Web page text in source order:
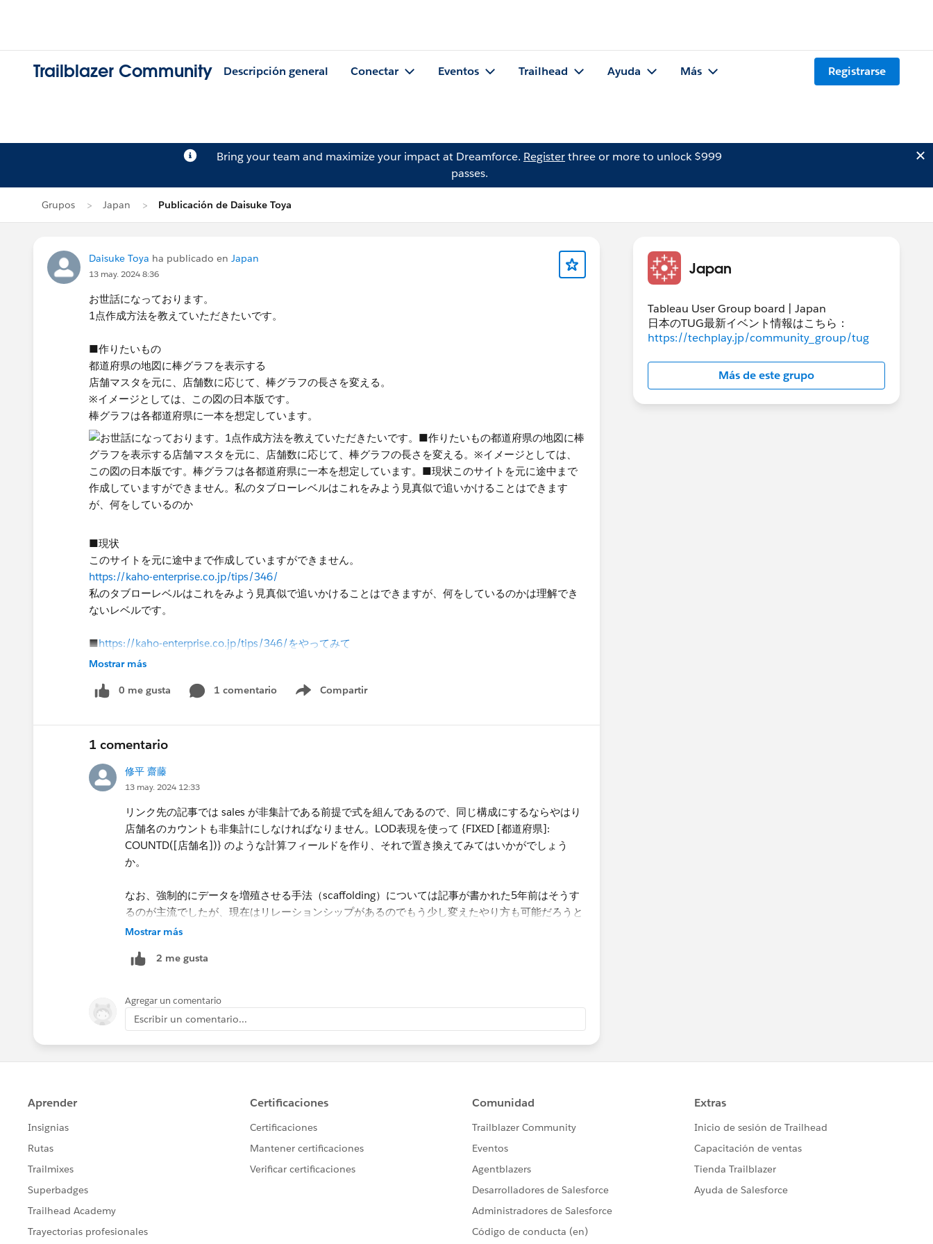
Trailblazer Community Descripción general Conectar Eventos Trailhead Ayuda Más Registrarse
Bring your team and maximize your impact at Dreamforce. Registerthree or more to unlock $999
passes.
Grupos Japan Publicación de Daisuke Toya
Daisuke Toya ha publicado en Japan
13 may. 2024 8:36
お世話になっております。
1点作成方法を教えていただきたいです。
■作りたいもの
都道府県の地図に棒グラフを表示する
店舗マスタを元に、店舗数に応じて、棒グラフの長さを変える。
※イメージとしては、この図の日本版です。
棒グラフは各都道府県に一本を想定しています。​
■現状
このサイトを元に途中まで作成していますができません。
https://kaho-enterprise.co.jp/tips/346/
私のタブローレベルはこれをみよう見真似で追いかけることはできますが、何をしているのかは理解でき
ないレベルです。
■https://kaho-enterprise.co.jp/tips/346/をやってみて
＜手順1＞作成できました
＜手順3＞base_longtitudeは作成できました。​
base_latitudeについては、＋[sales]のところをCOUNT［店舗名」とすると集計と非集計は演算できないと
出てきてしまいます。
現物がないのでお答えが難しいかもしれませんが、このようにしてみればできるかも、、、でも構いませ
んのでアドバイスをいただけますと助かります。上記のやり方の理解としては、店舗名の行をPoint_order
で1－4に複製して、それを地図上に4点プロットすることで棒グラフを表現すると理解しています。
よろしくお願いいたします。​
kaho-enterprise.co.jp
Mostrar más
0 me gusta 1 comentario Compartir
Show menu
1 comentario
修平 齋藤
13 may. 2024 12:33
リンク先の記事では sales が非集計である前提で式を組んであるので、同じ構成にするならやはり
店舗名のカウントも非集計にしなければなりません。​LOD表現を使って {FIXED [都道府県]:
COUNTD([店舗名])} のような計算フィールドを作り、それで置き換えてみてはいかがでしょう
か。
なお、強制的にデータを増殖させる手法（scaffolding）については記事が書かれた5年前はそうす
るのが主流でしたが、現在はリレーションシップがあるのでもう少し変えたやり方も可能だろうと
思います。
Mostrar más
2 me gusta
Agregar un comentario
Escribir un comentario...
Japan
Tableau User Group board | Japan
日本のTUG最新イベント情報はこちら：
https://techplay.jp/community_group/tug
Más de este grupo